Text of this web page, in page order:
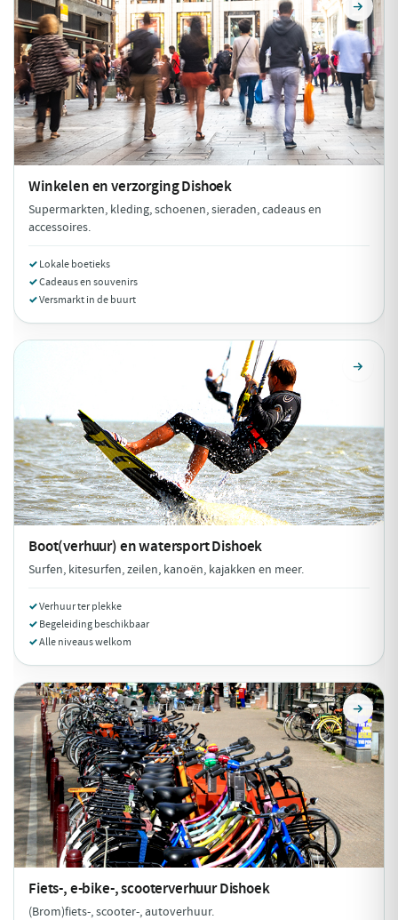
Winkelen en verzorgingDishoek
Supermarkten, kleding, schoenen, sieraden, cadeaus en
accessoires.
Lokale boetieks
Cadeaus en souvenirs
Versmarkt in de buurt
Boot(verhuur) en watersportDishoek
Surfen, kitesurfen, zeilen, kanoën, kajakken en meer.
Verhuur ter plekke
Begeleiding beschikbaar
Alle niveaus welkom
Fiets-, e-bike-, scooterverhuurDishoek
(Brom)fiets-, scooter-, autoverhuur.